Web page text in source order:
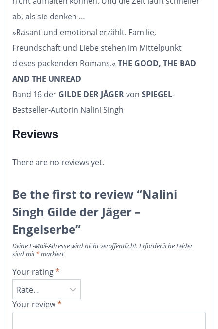
ab, als sie denken …
»Rasant und emotional erzählt. Familie,
Freundschaft und Liebe stehen im Mittelpunkt
dieses packenden Romans.« THE GOOD, THE BAD
AND THE UNREAD
Band 16 der GILDE DER JÄGERvon SPIEGEL-
Bestseller-Autorin Nalini Singh
Reviews
There are no reviews yet.
Be the first to review “Nalini
Singh Gilde der Jäger –
Engelserbe”
Deine E-Mail-Adresse wird nicht veröffentlicht. Erforderliche Felder
sind mit*markiert
Your rating*
Your review*